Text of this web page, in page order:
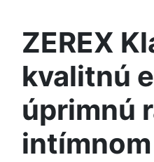
ZEREX
kvalitnú
úprimnú